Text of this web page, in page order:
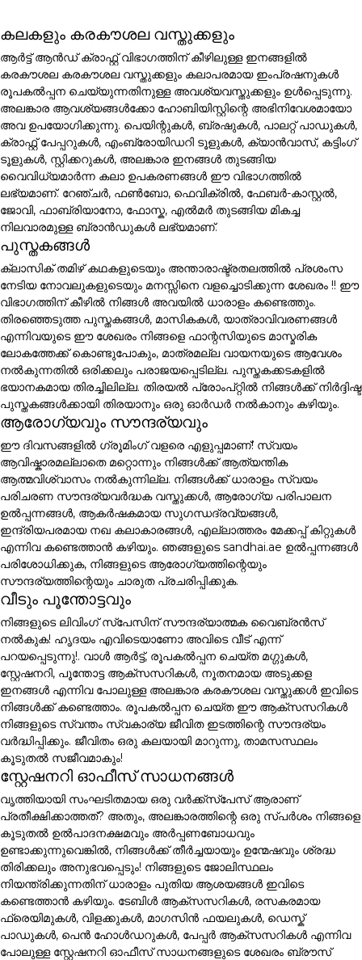
കലകളും കരകൗശല വസ്തുക്കളും
ആർട്ട് ആൻഡ് ക്രാഫ്റ്റ് വിഭാഗത്തിന് കീഴിലുള്ള ഇനങ്ങളിൽ
കരകൗശല കരകൗശല വസ്തുക്കളും കലാപരമായ ഇംപ്രഷനുകൾ
രൂപകൽപ്പന ചെയ്യുന്നതിനുള്ള അവശ്യവസ്തുക്കളും ഉൾപ്പെടുന്നു.
അലങ്കാര ആവശ്യങ്ങൾക്കോ ഹോബിയിസ്റ്റിന്റെ അഭിനിവേശമായോ
അവ ഉപയോഗിക്കുന്നു. പെയിന്റുകൾ, ബ്രഷുകൾ, പാലറ്റ് പാഡുകൾ,
ക്രാഫ്റ്റ് പേപ്പറുകൾ, എംബ്രോയിഡറി ടൂളുകൾ, ക്യാൻവാസ്, കട്ടിംഗ്
ടൂളുകൾ, സ്റ്റിക്കറുകൾ, അലങ്കാര ഇനങ്ങൾ തുടങ്ങിയ
വൈവിധ്യമാർന്ന കലാ ഉപകരണങ്ങൾ ഈ വിഭാഗത്തിൽ
ലഭ്യമാണ്. റേഞ്ചർ, ഫൺബോ, ഫെവിക്രിൽ, ഫേബർ-കാസ്റ്റൽ,
ജോവി, ഫാബ്രിയാനോ, ഫോസ്ക, എൽമർ തുടങ്ങിയ മികച്ച
നിലവാരമുള്ള ബ്രാൻഡുകൾ ലഭ്യമാണ്.
പുസ്തകങ്ങൾ
ക്ലാസിക് തമിഴ് കഥകളുടെയും അന്താരാഷ്ട്രതലത്തിൽ പ്രശംസ
നേടിയ നോവലുകളുടെയും മനസ്സിനെ വളച്ചൊടിക്കുന്ന ശേഖരം !! ഈ
വിഭാഗത്തിന് കീഴിൽ നിങ്ങൾ അവയിൽ ധാരാളം കണ്ടെത്തും.
തിരഞ്ഞെടുത്ത പുസ്തകങ്ങൾ, മാസികകൾ, യാത്രാവിവരണങ്ങൾ
എന്നിവയുടെ ഈ ശേഖരം നിങ്ങളെ ഫാന്റസിയുടെ മാസ്മരിക
ലോകത്തേക്ക് കൊണ്ടുപോകും, മാത്രമല്ല വായനയുടെ ആവേശം
നൽകുന്നതിൽ ഒരിക്കലും പരാജയപ്പെടില്ല. പുസ്തകക്കടകളിൽ
ഭയാനകമായ തിരച്ചിലില്ല. തിരയൽ പ്രോംപ്റ്റിൽ നിങ്ങൾക്ക് നിർദ്ദിഷ്ട
പുസ്തകങ്ങൾക്കായി തിരയാനും ഒരു ഓർഡർ നൽകാനും കഴിയും.
ആരോഗ്യവും സൗന്ദര്യവും
ഈ ദിവസങ്ങളിൽ ഗ്രൂമിംഗ് വളരെ എളുപ്പമാണ്! സ്വയം
ആവിഷ്കാരമല്ലാതെ മറ്റൊന്നും നിങ്ങൾക്ക് ആത്യന്തിക
ആത്മവിശ്വാസം നൽകുന്നില്ല. നിങ്ങൾക്ക് ധാരാളം സ്വയം
പരിചരണ സൗന്ദര്യവർദ്ധക വസ്തുക്കൾ, ആരോഗ്യ പരിപാലന
ഉൽപ്പന്നങ്ങൾ, ആകർഷകമായ സുഗന്ധദ്രവ്യങ്ങൾ,
ഇന്ദ്രിയപരമായ നഖ കലാകാരങ്ങൾ, എല്ലാത്തരം മേക്കപ്പ് കിറ്റുകൾ
എന്നിവ കണ്ടെത്താൻ കഴിയും. ഞങ്ങളുടെ sandhai.ae ഉൽപ്പന്നങ്ങൾ
പരിശോധിക്കുക, നിങ്ങളുടെ ആരോഗ്യത്തിന്റെയും
സൗന്ദര്യത്തിന്റെയും ചാരുത പ്രചരിപ്പിക്കുക.
വീടും പൂന്തോട്ടവും
നിങ്ങളുടെ ലിവിംഗ് സ്പേസിന് സൗന്ദര്യാത്മക വൈബ്രൻസ്
നൽകുക! ഹൃദയം എവിടെയാണോ അവിടെ വീട് എന്ന്
പറയപ്പെടുന്നു!. വാൾ ആർട്ട്, രൂപകൽപ്പന ചെയ്ത മഗ്ഗുകൾ,
സ്റ്റേഷനറി, പൂന്തോട്ട ആക്സസറികൾ, നൂതനമായ അടുക്കള
ഇനങ്ങൾ എന്നിവ പോലുള്ള അലങ്കാര കരകൗശല വസ്തുക്കൾ ഇവിടെ
നിങ്ങൾക്ക് കണ്ടെത്താം. രൂപകൽപ്പന ചെയ്ത ഈ ആക്സസറികൾ
നിങ്ങളുടെ സ്വന്തം സ്വകാര്യ ജീവിത ഇടത്തിന്റെ സൗന്ദര്യം
വർദ്ധിപ്പിക്കും. ജീവിതം ഒരു കലയായി മാറുന്നു, താമസസ്ഥലം
കൂടുതൽ സജീവമാകും!
സ്റ്റേഷനറി ഓഫീസ് സാധനങ്ങൾ
വൃത്തിയായി സംഘടിതമായ ഒരു വർക്ക്സ്പേസ് ആരാണ്
പ്രതീക്ഷിക്കാത്തത്? അതും, അലങ്കാരത്തിന്റെ ഒരു സ്പർശം നിങ്ങളെ
കൂടുതൽ ഉൽപാദനക്ഷമവും അർപ്പണബോധവും
ഉണ്ടാക്കുന്നുവെങ്കിൽ, നിങ്ങൾക്ക് തീർച്ചയായും ഉന്മേഷവും ശ്രദ്ധ
തിരിക്കലും അനുഭവപ്പെടും! നിങ്ങളുടെ ജോലിസ്ഥലം
നിയന്ത്രിക്കുന്നതിന് ധാരാളം പുതിയ ആശയങ്ങൾ ഇവിടെ
കണ്ടെത്താൻ കഴിയും. ടേബിൾ ആക്സസറികൾ, രസകരമായ
ഫ്രെയിമുകൾ, വിളക്കുകൾ, മാഗസിൻ ഫയലുകൾ, ഡെസ്ക്
പാഡുകൾ, പെൻ ഹോൾഡറുകൾ, പേപ്പർ ആക്സസറികൾ എന്നിവ
പോലുള്ള സ്റ്റേഷനറി ഓഫീസ് സാധനങ്ങളുടെ ശേഖരം ബ്രൗസ്